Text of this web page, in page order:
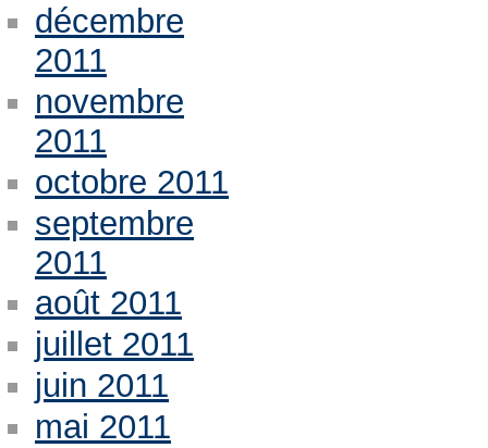
décembre
2011
novembre
2011
octobre 2011
septembre
2011
août 2011
juillet 2011
juin 2011
mai 2011